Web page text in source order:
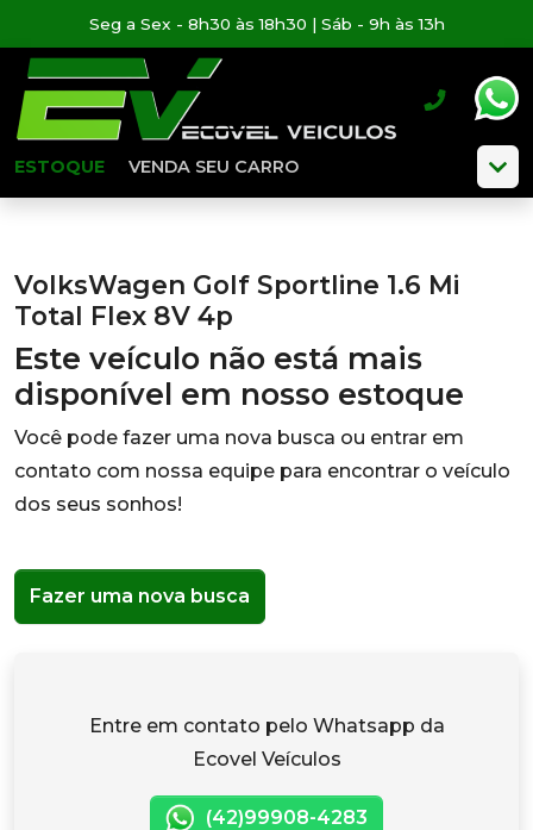
Seg a Sex - 8h30 às 18h30 | Sáb - 9h às 13h
ESTOQUE VENDA SEU CARRO
VolksWagen Golf Sportline 1.6 Mi
Total Flex 8V 4p
Este veículo não está mais
disponível em nosso estoque
Você pode fazer uma nova busca ou entrar em
contato com nossa equipe para encontrar o veículo
dos seus sonhos!
Fazer uma nova busca
Entre em contato pelo Whatsapp da
Ecovel Veículos
(42)99908-4283